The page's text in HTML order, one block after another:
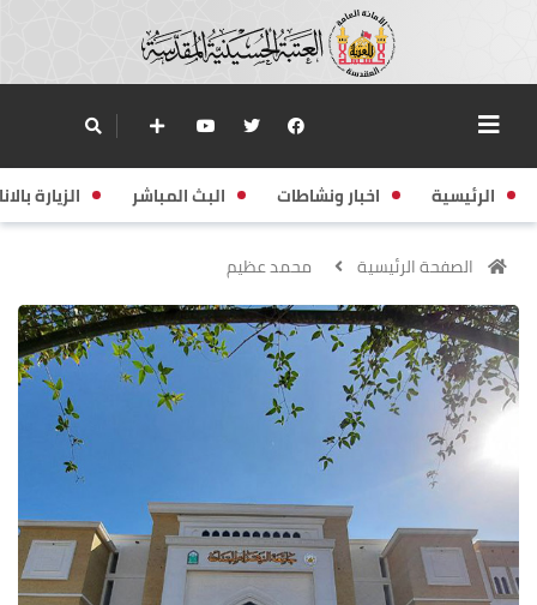
الرئيسية اخبار ونشاطات البث المباشر الزيارة
الصفحة الرئيسية محمد عظيم